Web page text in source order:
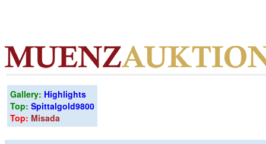
Gallery: Highlights
Top: Spittalgold9800
Top: Misada